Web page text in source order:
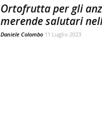
Ortofrutta per gli
merende salutari
Daniele Colombo 11 Luglio 2023